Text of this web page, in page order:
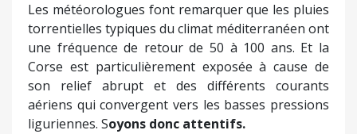
Les météorologues font remarquer que les pluies
torrentielles typiques du climat méditerranéen ont
une fréquence de retour de 50 à 100 ans. Et la
Corse est particulièrement exposée à cause de
son relief abrupt et des différents courants
aériens qui convergent vers les basses pressions
liguriennes. Soyons donc attentifs.